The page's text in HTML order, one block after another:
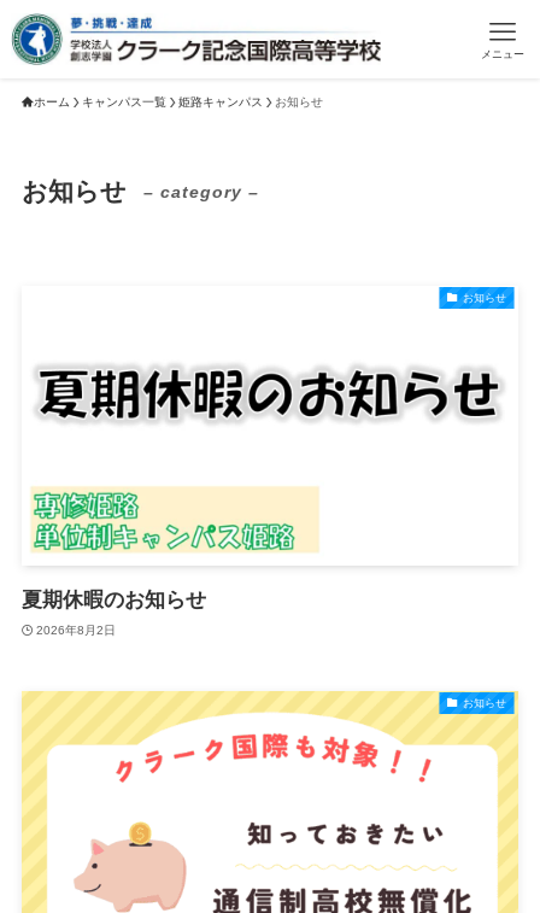
メニュー
ホーム キャンパス一覧 姫路キャンパス お知らせ
お知らせ – category –
お知らせ
夏期休暇のお知らせ
2026年8月2日
お知らせ